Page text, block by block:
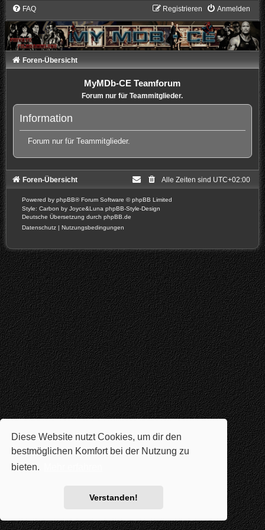
Diese Website nutzt Cookies, um dir den
bestmöglichen Komfort bei der Nutzung zu
bieten.
Verstanden!
FAQ Anmelden
Registrieren
Foren-Übersicht
MyMDb-CE Teamforum
Forum nur für Teammitglieder.
Information
Forum nur für Teammitglieder.
Foren-Übersicht Alle Zeiten sind UTC+02:00
Powered by phpBB® Forum Software © phpBB Limited
Style: Carbon by Joyce&Luna phpBB-Style-Design
Deutsche Übersetzung durch phpBB.de
Datenschutz | Nutzungsbedingungen